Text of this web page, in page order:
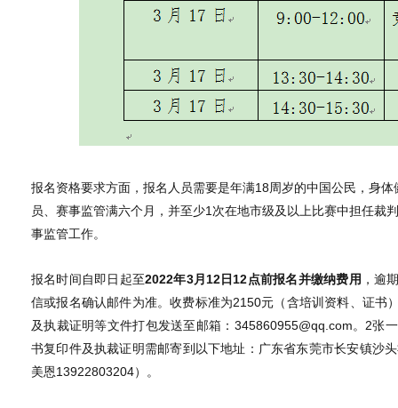
报名资格要求方面，报名人员需要是年满18周岁的中国公民，身
员、赛事监管满六个月，并至少1次在地市级及以上比赛中担任裁
事监管工作。
报名时间自即日起至2022年3月12日12点前报名并缴纳费用 ，逾
信或报名确认邮件为准。收费标准为2150元（含培训资料、证书
及执裁证明等文件打包发送至邮箱：345860955@qq.com。2张
书复印件及执裁证明需邮寄到以下地址：广东省东莞市长安镇沙
美恩13922803204）。